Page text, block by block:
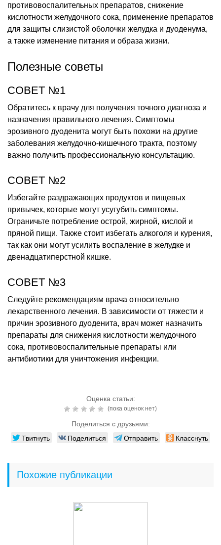
противовоспалительных препаратов, снижение
кислотности желудочного сока, применение препаратов
для защиты слизистой оболочки желудка и дуоденума,
а также изменение питания и образа жизни.
Полезные советы
СОВЕТ №1
Обратитесь к врачу для получения точного диагноза и
назначения правильного лечения. Симптомы
эрозивного дуоденита могут быть похожи на другие
заболевания желудочно-кишечного тракта, поэтому
важно получить профессиональную консультацию.
СОВЕТ №2
Избегайте раздражающих продуктов и пищевых
привычек, которые могут усугубить симптомы.
Ограничьте потребление острой, жирной, кислой и
пряной пищи. Также стоит избегать алкоголя и курения,
так как они могут усилить воспаление в желудке и
двенадцатиперстной кишке.
СОВЕТ №3
Следуйте рекомендациям врача относительно
лекарственного лечения. В зависимости от тяжести и
причин эрозивного дуоденита, врач может назначить
препараты для снижения кислотности желудочного
сока, противовоспалительные препараты или
антибиотики для уничтожения инфекции.
Оценка статьи:
(пока оценок нет)
Поделиться с друзьями:
Твитнуть Поделиться Отправить Класснуть
Похожие публикации